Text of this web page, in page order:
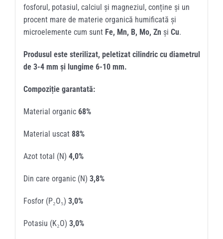
fosforul, potasiul, calciul și magneziul, conține și un
procent mare de materie organică humificată și
microelemente cum sunt Fe, Mn, B, Mo, Zn și Cu.
Produsul este sterilizat, peletizat cilindric cu diametrul
de 3-4 mm și lungime 6-10 mm.
Compoziție garantată:
Material organic 68%
Material uscat 88%
Azot total (N) 4,0%
Din care organic (N) 3,8%
Fosfor (P₂O₅) 3,0%
Potasiu (K₂O) 3,0%